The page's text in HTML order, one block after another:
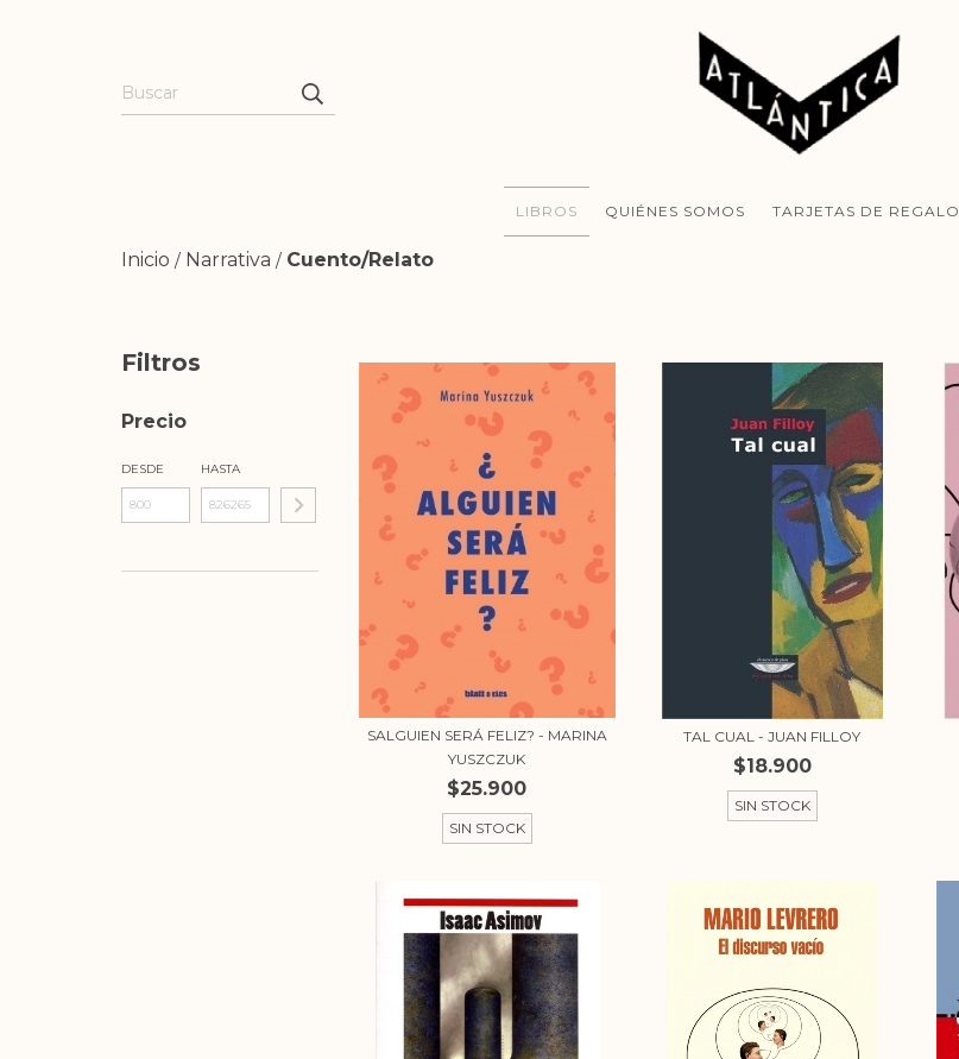
LIBROS QUIÉNES SOMOS TARJETAS DE REGALO
Inicio / Narrativa / Cuento/Relato
Filtros
Precio
DESDE HASTA
SALGUIEN SERÁ FELIZ? - MARINA
YUSZCZUK
$25.900
SIN STOCK
TAL CUAL - JUAN FILLOY
$18.900
SIN STOCK